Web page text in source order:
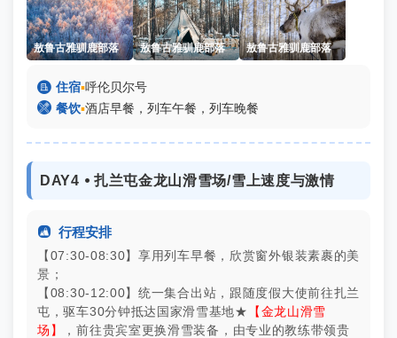
敖鲁古雅驯鹿部落 敖鲁古雅驯鹿部落 敖鲁古雅驯鹿部落
 住宿▪呼伦贝尔号
 餐饮▪酒店早餐，列车午餐，列车晚餐
DAY4 ⦁ 扎兰屯金龙山滑雪场/雪上速度与激情
 行程安排
【07:30-08:30】享用列车早餐，欣赏窗外银装素裹的美
景；
【08:30-12:00】统一集合出站，跟随度假大使前往扎兰
屯，驱车30分钟抵达国家滑雪基地★
【金龙山滑雪
场】
，前往贵宾室更换滑雪装备，由专业的教练带领贵